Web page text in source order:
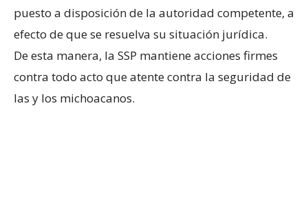
puesto a disposición de la autoridad competente, a
efecto de que se resuelva su situación jurídica.
De esta manera, la SSP mantiene acciones firmes
contra todo acto que atente contra la seguridad de
las y los michoacanos.